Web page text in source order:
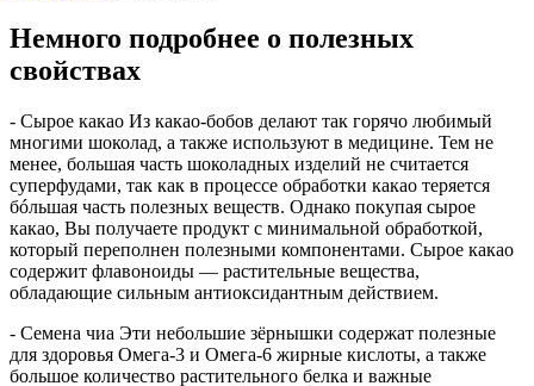
Немного подробнее о полезных
свойствах
- Сырое какао Из какао-бобов делают так горячо любимый
многими шоколад, а также используют в медицине. Тем не
менее, большая часть шоколадных изделий не считается
суперфудами, так как в процессе обработки какао теряется
бóльшая часть полезных веществ. Однако покупая сырое
какао, Вы получаете продукт с минимальной обработкой,
который переполнен полезными компонентами. Сырое какао
содержит флавоноиды — растительные вещества,
обладающие сильным антиоксидантным действием.
- Семена чиа Эти небольшие зёрнышки содержат полезные
для здоровья Омега-3 и Омега-6 жирные кислоты, а также
большое количество растительного белка и важные